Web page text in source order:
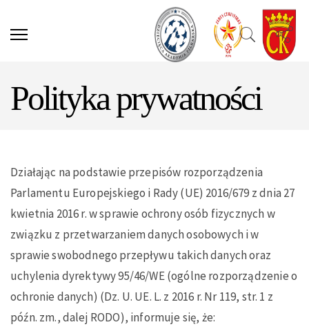
Polityka prywatności
Działając na podstawie przepisów rozporządzenia
Parlamentu Europejskiego i Rady (UE) 2016/679 z dnia 27
kwietnia 2016 r. w sprawie ochrony osób fizycznych w
związku z przetwarzaniem danych osobowych i w
sprawie swobodnego przepływu takich danych oraz
uchylenia dyrektywy 95/46/WE (ogólne rozporządzenie o
ochronie danych) (Dz. U. UE. L. z 2016 r. Nr 119, str. 1 z
późn. zm., dalej RODO), informuje się, że: